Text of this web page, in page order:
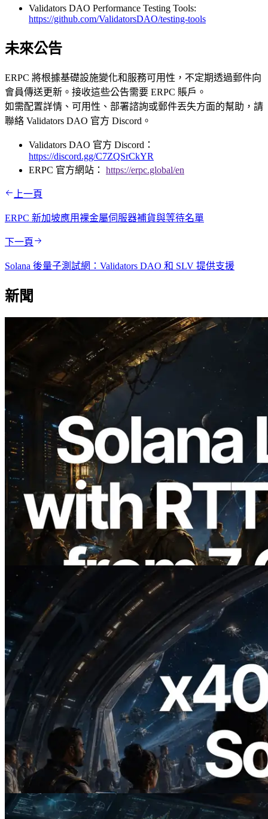
Validators DAO Performance Testing Tools:
https://github.com/ValidatorsDAO/testing-tools
未來公告
ERPC 將根據基礎設施變化和服務可用性，不定期透過郵件向
會員傳送更新。接收這些公告需要 ERPC 賬戶。
如需配置詳情、可用性、部署諮詢或郵件丟失方面的幫助，請
聯絡 Validators DAO 官方 Discord。
Validators DAO 官方 Discord：
https://discord.gg/C7ZQSrCkYR
ERPC 官方網站： https://erpc.global/en
上一頁
ERPC 新加坡應用裸金屬伺服器補貨與等待名單
下一頁
Solana 後量子測試網：Validators DAO 和 SLV 提供支援
新聞
2026.08.05
ERPC 擴展 Solana Leader Slot API：新
增全球 7 個區域的 Ping 測量 —
Validators Information API 同步上線
2026.07.04
ERPC 發布支援 x402 支付的 Solana RPC
— AI Agent 按需為 API 付款的時代開啟
閱讀此文章